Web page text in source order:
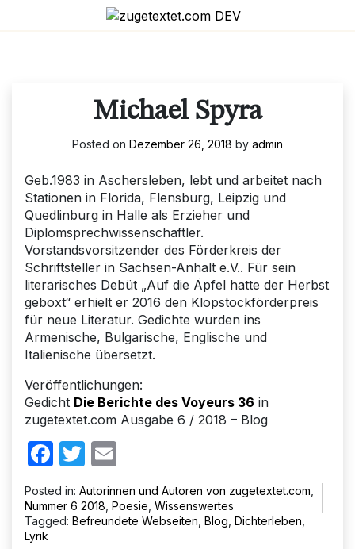
Michael Spyra
Posted on Dezember 26, 2018 by admin
Geb.1983 in Aschersleben, lebt und arbeitet nach
Stationen in Florida, Flensburg, Leipzig und
Quedlinburg in Halle als Erzieher und
Diplomsprechwissenschaftler.
Vorstandsvorsitzender des Förderkreis der
Schriftsteller in Sachsen-Anhalt e.V.. Für sein
literarisches Debüt „Auf die Äpfel hatte der Herbst
geboxt“ erhielt er 2016 den Klopstockförderpreis
für neue Literatur. Gedichte wurden ins
Armenische, Bulgarische, Englische und
Italienische übersetzt.
Veröffentlichungen:
Gedicht Die Berichte des Voyeurs 36 in
zugetextet.com Ausgabe 6 / 2018 – Blog
Facebook
Twitter
Posted in: Autorinnen und Autoren von zugetextet.com
Nummer 6 2018 Poesie Wissenswertes
Tagged: Befreundete Webseiten Blog Dichterleben
Lyrik